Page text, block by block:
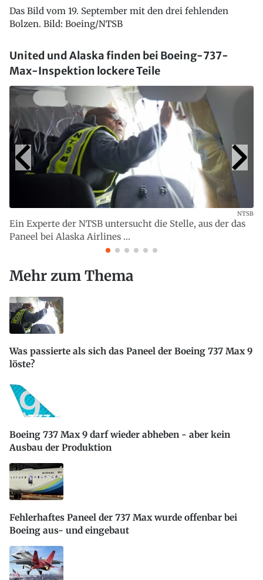
Das Bild vom 19. September mit den drei fehlenden
Bolzen. Bild: Boeing/NTSB
United und Alaska finden bei Boeing-737-
Max-Inspektion lockere Teile
Ein Experte der NTSB untersucht die Stelle, aus der das
Paneel bei Alaska Airlines ...
NTSB
Mehr zum Thema
Was passierte als sich das Paneel der Boeing 737 Max 9
löste?
Boeing 737 Max 9 darf wieder abheben - aber kein
Ausbau der Produktion
Fehlerhaftes Paneel der 737 Max wurde offenbar bei
Boeing aus- und eingebaut